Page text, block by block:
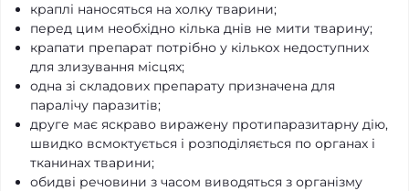
краплі наносяться на холку тварини;
перед цим необхідно кілька днів не мити тварину;
крапати препарат потрібно у кількох недоступних
для злизування місцях;
одна зі складових препарату призначена для
паралічу паразитів;
друге має яскраво виражену протипаразитарну дію,
швидко всмоктується і розподіляється по органах і
тканинах тварини;
обидві речовини з часом виводяться з організму